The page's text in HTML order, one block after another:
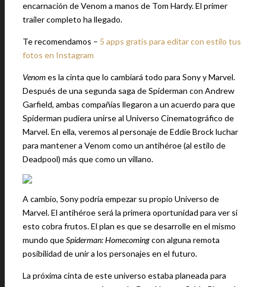
encarnación de Venom a manos de Tom Hardy. El primer
trailer completo ha llegado.
Te recomendamos – 5 apps gratis para editar con estilo tus
fotos en Instagram
Venomes la cinta que lo cambiará todo para Sony y Marvel.
Después de una segunda saga de Spiderman con Andrew
Garfield, ambas compañías llegaron a un acuerdo para que
Spiderman pudiera unirse al Universo Cinematográfico de
Marvel. En ella, veremos al personaje de Eddie Brock luchar
para mantener a Venom como un antihéroe (al estilo de
Deadpool) más que como un villano.
A cambio, Sony podría empezar su propio Universo de
Marvel. El antihéroe será la primera oportunidad para ver si
esto cobra frutos. El plan es que se desarrolle en el mismo
mundo queSpiderman: Homecomingcon alguna remota
posibilidad de unir a los personajes en el futuro.
La próxima cinta de este universo estaba planeada para